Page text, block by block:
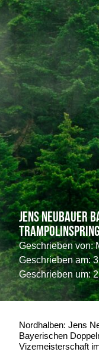
Jens Neubauer
Geschrieben von:
Geschrieben am:
Geschrieben um:
Nordhalben: Jens
Bayerischen
Vizemeisterschaft